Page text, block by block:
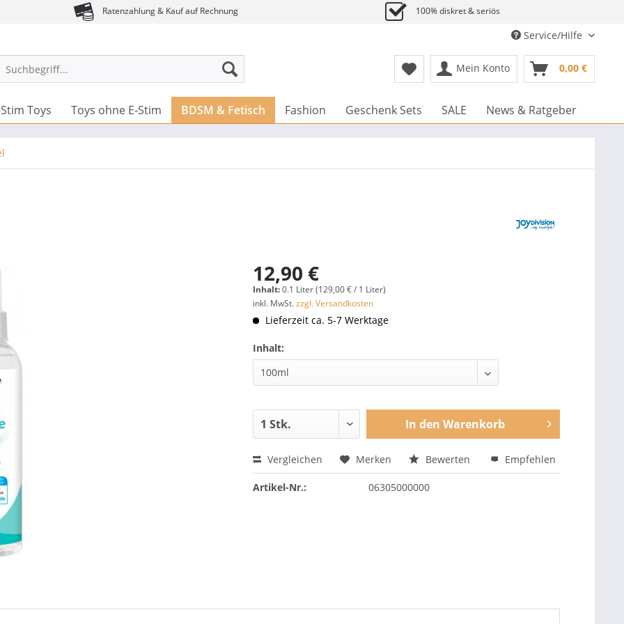
Ratenzahlung & Kauf auf Rechnung 100% diskret & seriös
Service/Hilfe
Mein Konto 0,00 €
Toys Toys ohne E-Stim BDSM & Fetisch Fashion Geschenk Sets SALE News & Ratgeber
12,90 €
Inhalt:0.1 Liter (129,00 € / 1 Liter)
inkl. MwSt.zzgl. Versandkosten
Lieferzeit ca. 5-7 Werktage
Inhalt:
In den Warenkorb
Vergleichen Merken Bewerten Empfehlen
Artikel-Nr.: 06305000000